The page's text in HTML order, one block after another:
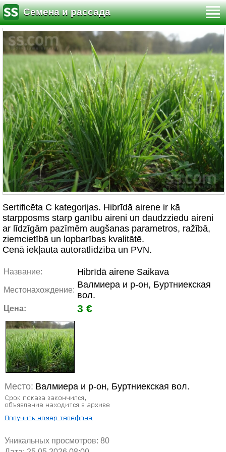
Семена и рассада
Sertificēta C kategorijas. Hibrīdā airene ir kā
starpposms starp ganību aireni un daudzziedu aireni
ar līdzīgām pazīmēm augšanas parametros, ražībā,
ziemcietībā un lopbarības kvalitātē.
Cenā iekļauta autoratlīdzība un PVN.
Название: Hibrīdā airene Saikava
Местонахождение:
Валмиера и р-он, Буртниекская
вол.
Цена: 3 €
Место: Валмиера и р-он, Буртниекская вол.
Уникальных просмотров: 80